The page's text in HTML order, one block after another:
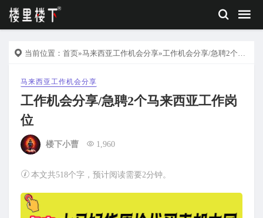
当前位置： 首页»马来西亚工作机会分享»工作机会分享/急聘2个马来西亚工作岗位
马来西亚工作机会分享
工作机会分享/急聘2个马来西亚工作岗
位
楼下小曹 1,960
本文共518个字，预计阅读需要2分钟。